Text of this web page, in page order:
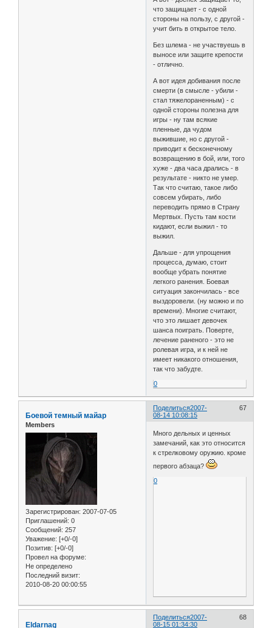
что защищает - с одной
стороны на пользу, с другой -
учит бить в открытое тело.
Без шлема - не участвуешь в
выносе или защите крепости
- отлично.
А вот идея добивания после
смерти (в смысле - убили -
стал тяжелораненным) - с
одной стороны полезна для
игры - ну там всякие
пленные, да чудом
выжившие, но с другой -
приводит к бесконечному
возвращению в бой, или, того
хуже - два часа дрались - в
результате - никто не умер.
Так что считаю, такое либо
совсем убирать, либо
переводить прямо в Страну
Мертвых. Пусть там кости
кидают, если выжил - то
выжил.
Дальше - для упрощения
процесса, думаю, стоит
вообще убрать понятие
легкого ранения. Боевая
ситуация закончилась - все
выздоровели. (ну можно и по
времени). Многие считают,
что это лишает девочек
шанса поиграть. Поверте,
лечение раненого - это не
ролевая игра, и к ней не
имеет никакого отношения,
так что забудте.
0
Поделиться 67
2007-
08-14 10:08:15
Боевой темный майар
Members
Зарегистрирован: 2007-07-05
Приглашений: 0
Сообщений: 257
Уважение: [+0/-0]
Позитив: [+0/-0]
Провел на форуме:
Не определено
Последний визит:
2010-08-20 00:00:55
Много дельных и ценных
замечаний, как это относится
к стрелковому оружию. кроме
первого абзаца?
0
Поделиться 68
2007-
08-15 01:34:30
Eldarnag